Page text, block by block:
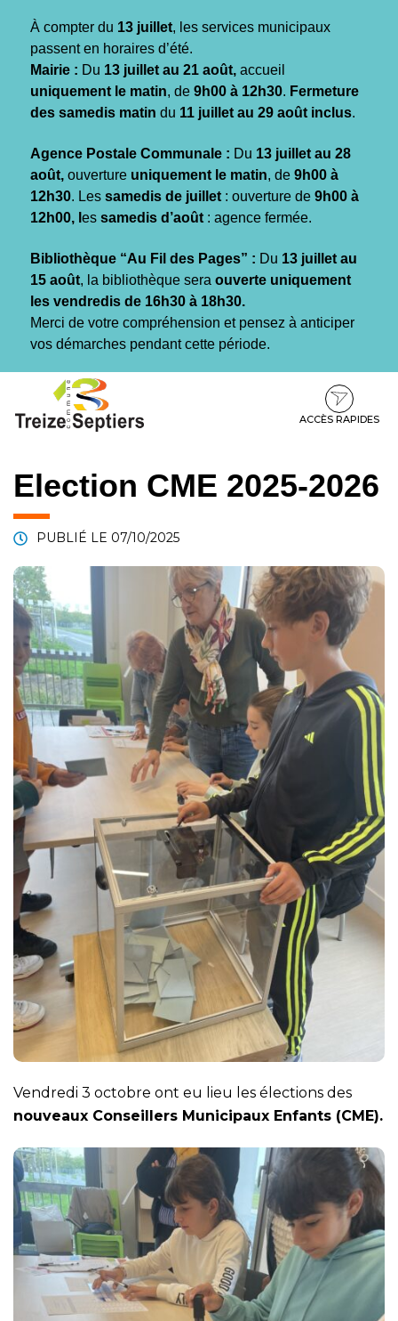
À compter du 13 juillet, les services municipaux
passent en horaires d’été.
Mairie : Du 13 juillet au 21 août, accueil
uniquement le matin, de 9h00 à 12h30. Fermeture
des samedis matin du 11 juillet au 29 août inclus.
Agence Postale Communale : Du 13 juillet au 28
août, ouverture uniquement le matin, de 9h00 à
12h30. Les samedis de juillet : ouverture de 9h00 à
12h00, l es samedis d’août : agence fermée.
Bibliothèque “Au Fil des Pages” : Du 13 juillet au
15 août, la bibliothèque sera ouverte uniquement
les vendredis de 16h30 à 18h30.
Merci de votre compréhension et pensez à anticiper
vos démarches pendant cette période.
contenu
pied
ACCÈS RAPIDES
Election CME 2025-2026
PUBLIÉ LE 07/10/2025
Vendredi 3 octobre ont eu lieu les élections des
nouveaux Conseillers Municipaux Enfants (CME).